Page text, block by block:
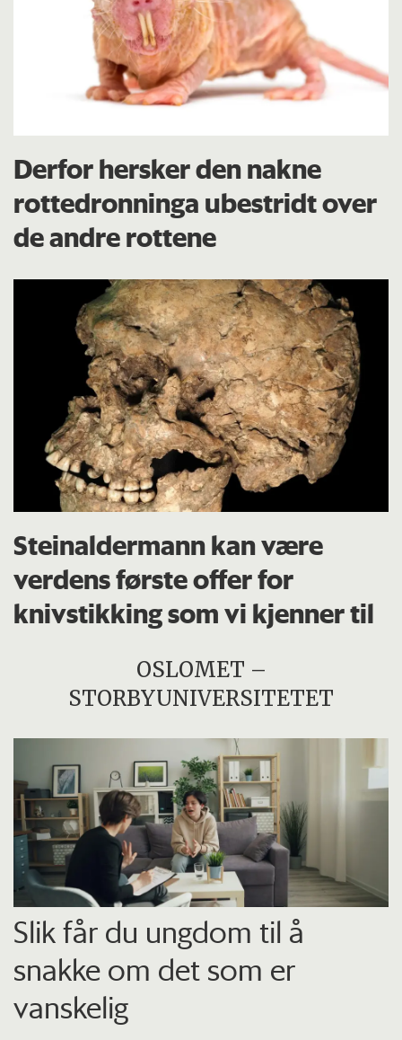
Derfor hersker den nakne
rottedronninga ubestridt over
de andre rottene
Steinaldermann kan være
verdens første offer for
knivstikking som vi kjenner til
OSLOMET –
STORBYUNIVERSITETET
Slik får du ungdom til å
snakke om det som er
vanskelig